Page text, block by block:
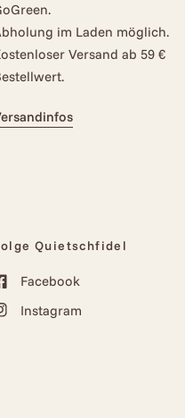
im Laden möglich.
Versand ab 59 €
Quietschfidel
Facebook
Instagram